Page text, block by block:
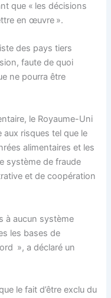
que « les décisions
en œuvre ».
des pays tiers
faute de quoi
ne pourra être
le Royaume-Uni
aux risques tel que le
alimentaires et les
système de fraude
et de coopération
à aucun système
les bases de
», a déclaré un
le fait d’être exclu du